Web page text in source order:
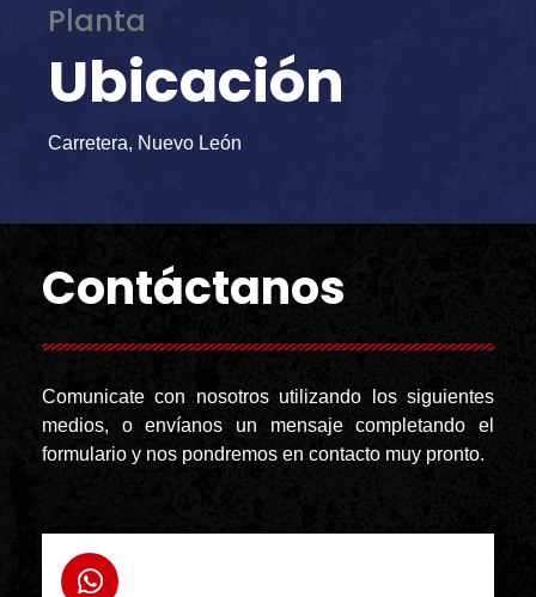
Planta
Ubicación
Carretera, Nuevo León
Contáctanos
Comunicate con nosotros utilizando los siguientes
medios, o envíanos un mensaje completando el
formulario y nos pondremos en contacto muy pronto.